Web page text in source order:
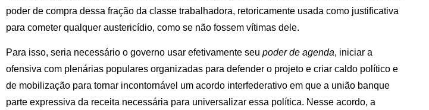
poder de compra dessa fração da classe trabalhadora, retoricamente usada como justificativa
para cometer qualquer austericídio, como se não fossem vítimas dele.
Para isso, seria necessário o governo usar efetivamente seu poder de agenda, iniciar a
ofensiva com plenárias populares organizadas para defender o projeto e criar caldo político e
de mobilização para tornar incontornável um acordo interfederativo em que a união banque
parte expressiva da receita necessária para universalizar essa política. Nesse acordo, a